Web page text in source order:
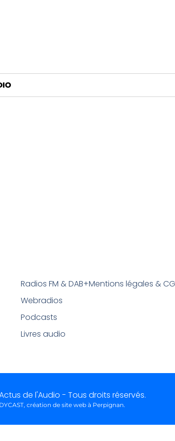
Radios FM & DAB+
Webradios
Podcasts
Livres audio
Mentions légales &
de l'Audio - Tous droits réservés.
création de site web à Perpignan.